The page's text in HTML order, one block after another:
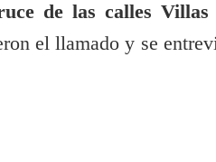
de las calles
el llamado y se